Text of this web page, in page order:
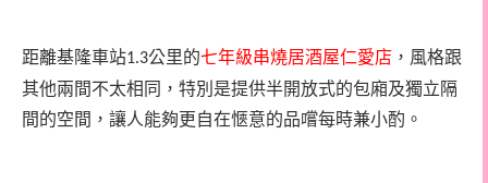
距離基隆車站1.3公里的七年級串燒居酒屋仁愛店 ，風格跟
其他兩間不太相同，特別是提供半開放式的包廂及獨立隔
間的空間，讓人能夠更自在愜意的品嚐每時兼小酌。